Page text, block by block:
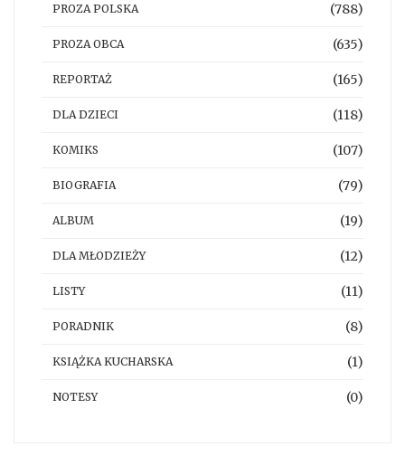
PROZA POLSKA (788)
PROZA OBCA (635)
REPORTAŻ (165)
DLA DZIECI (118)
KOMIKS (107)
BIOGRAFIA (79)
ALBUM (19)
DLA MŁODZIEŻY (12)
LISTY (11)
PORADNIK (8)
KSIĄŻKA KUCHARSKA (1)
NOTESY (0)